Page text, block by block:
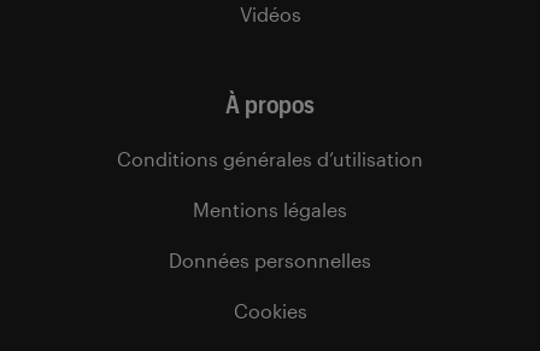
Vidéos
À propos
Conditions générales d’utilisation
Mentions légales
Données personnelles
Cookies